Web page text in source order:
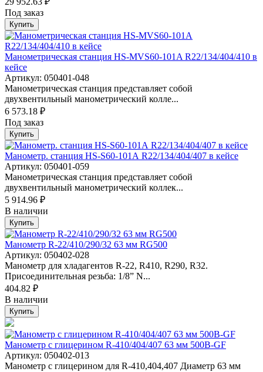
Под заказ
Купить
Манометрическая станция HS-MVS60-101A R22/134/404/410 в
кейсе
Артикул: 050401-048
Манометрическая станция представляет собой
двухвентильный манометрический колле...
6 573.18 ₽
Под заказ
Купить
Манометр. станция HS-S60-101А R22/134/404/407 в кейсе
Артикул: 050401-059
Манометрическая станция представляет собой
двухвентильный манометрический коллек...
5 914.96 ₽
В наличии
Купить
Манометр R-22/410/290/32 63 мм RG500
Артикул: 050402-028
Манометр для хладагентов R-22, R410, R290, R32.
Присоединительная резьба: 1/8” N...
404.82 ₽
В наличии
Купить
Манометр с глицерином R-410/404/407 63 мм 500B-GF
Артикул: 050402-013
Манометр с глицерином для R-410,404,407 Диаметр 63 мм